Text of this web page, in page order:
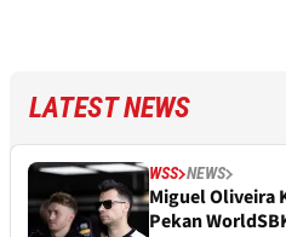
LATEST NEWS
WSS NEWS
Miguel Oliveira
Pekan